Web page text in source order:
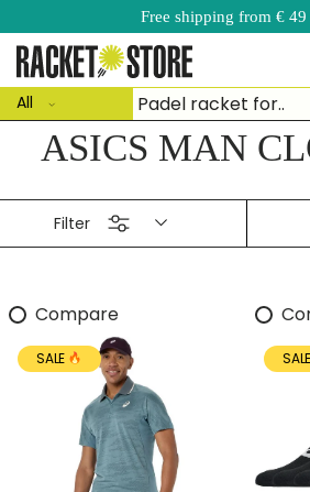
Skip to content
Free shipping from € 49
Search
type
All
ASICS MAN
Filter
Compare
SALE SALE